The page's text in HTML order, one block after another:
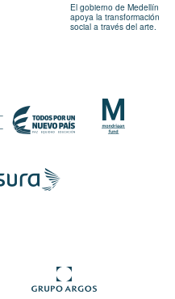
El gobierno de Medellín
apoya la transformación
social a través del arte.